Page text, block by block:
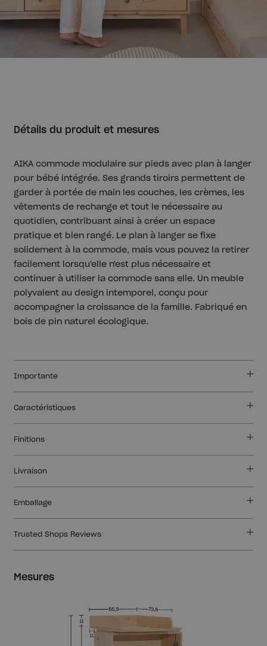
Mesures
Détails du produit et mesures
AIKA commode modulaire sur pieds avec plan à langer
pour bébé intégrée. Ses grands tiroirs permettent de
garder à portée de main les couches, les crèmes, les
vêtements de rechange et tout le nécessaire au
quotidien, contribuant ainsi à créer un espace
pratique et bien rangé. Le plan à langer se fixe
solidement à la commode, mais vous pouvez la retirer
facilement lorsqu'elle n'est plus nécessaire et
continuer à utiliser la commode sans elle. Un meuble
polyvalent au design intemporel, conçu pour
accompagner la croissance de la famille. Fabriqué en
bois de pin naturel écologique.
Importante
Caractéristiques
Finitions
Livraison
Emballage
Trusted Shops Reviews